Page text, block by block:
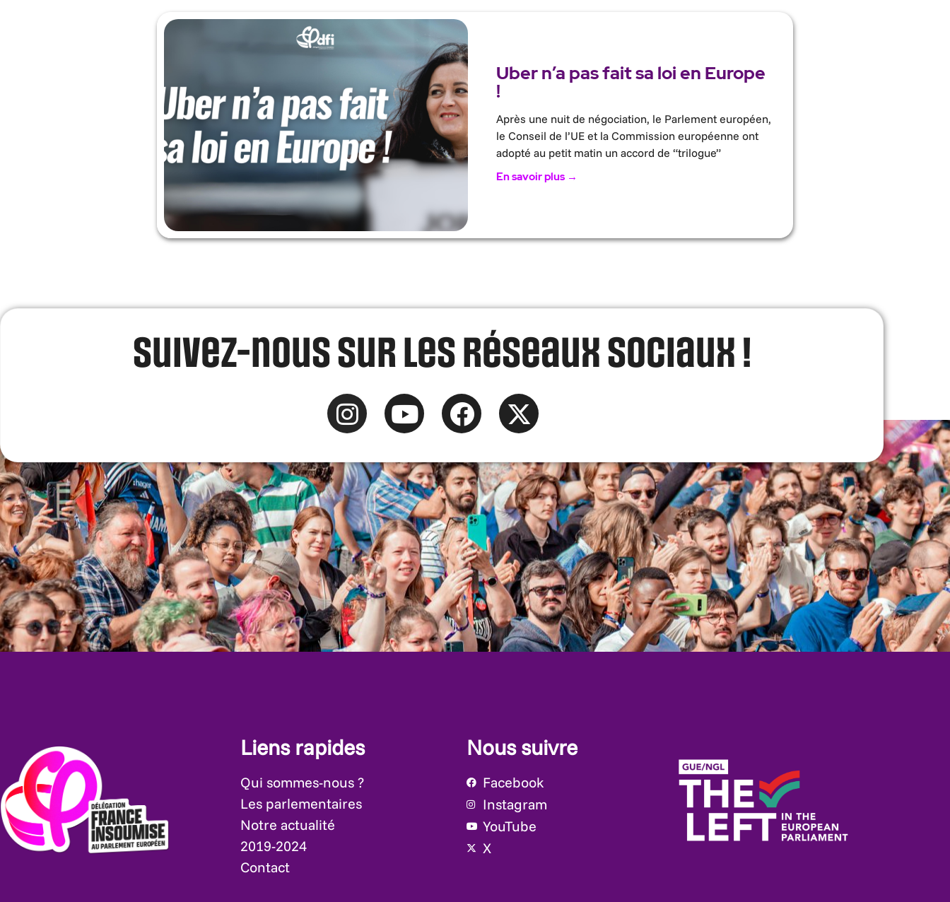
Uber n’a pas fait sa loi en Europe
!
Après une nuit de négociation, le Parlement européen,
le Conseil de l’UE et la Commission européenne ont
adopté au petit matin un accord de “trilogue”
En savoir plus →
Suivez-nous sur les réseaux sociaux !
Liens rapides
Qui sommes-nous ?
Les parlementaires
Notre actualité
2019-2024
Contact
Nous suivre
Facebook
Instagram
YouTube
X